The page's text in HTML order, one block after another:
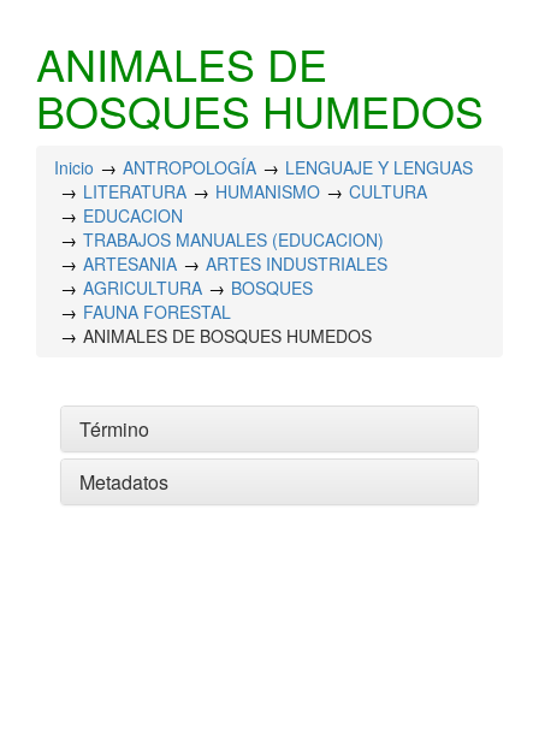
ANIMALES DE
BOSQUES HUMEDOS
Inicio ANTROPOLOGÍA
LENGUAJE Y LENGUAS
LITERATURA
HUMANISMO
CULTURA
EDUCACION
TRABAJOS MANUALES (EDUCACION)
ARTESANIA
ARTES INDUSTRIALES
AGRICULTURA
BOSQUES
FAUNA FORESTAL
ANIMALES DE BOSQUES HUMEDOS
Término
Metadatos